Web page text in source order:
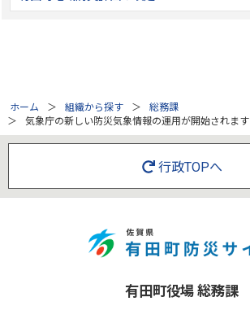
ホーム 組織から探す
総務課
気象庁の新しい防災気象情報の運用が開始されます
行政TOPへ
有田町役場 総務課